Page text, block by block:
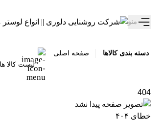
منو
دسته بندی کالاها
صفحه اصلی
لیست کالا ها
404
خطای ۴۰۴